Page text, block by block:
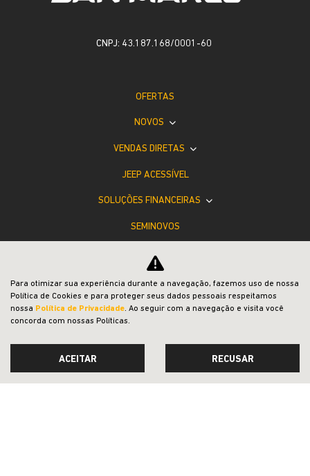
CNPJ: 43.187.168/0001-60
OFERTAS
NOVOS
VENDAS DIRETAS
JEEP ACESSÍVEL
SOLUÇÕES FINANCEIRAS
SEMINOVOS
INSTITUCIONAL
COMPARATIVO
Para otimizar sua experiência durante a navegação, fazemos uso de nossa
Política de Cookies e para proteger seus dados pessoais respeitamos
nossa Política de Privacidade. Ao seguir com a navegação e visita você
concorda com nossas Políticas.
ACEITAR RECUSAR